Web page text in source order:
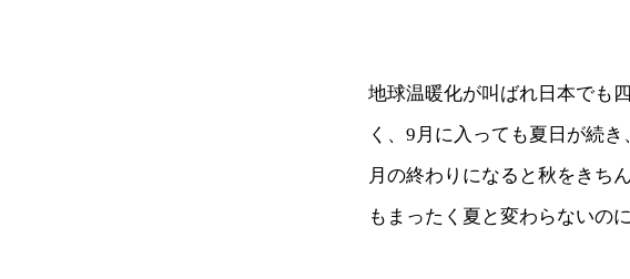
地球温暖化が叫ばれ日本でも
く、9月に入っても夏日が続
月の終わりになると秋をきち
もまったく夏と変わらないの